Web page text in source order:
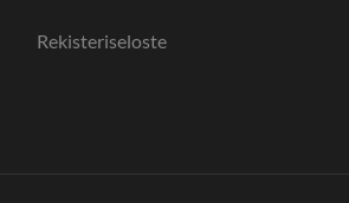
Rekisteriseloste